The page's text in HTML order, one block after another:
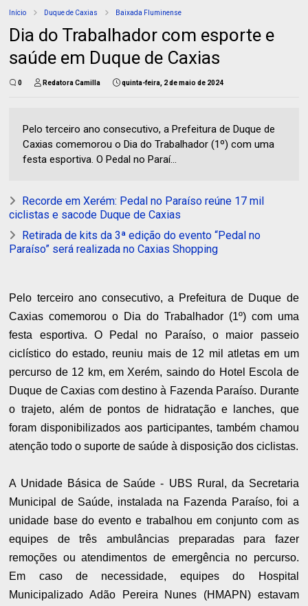
Início Duque de Caxias Baixada Fluminense
Dia do Trabalhador com esporte e
saúde em Duque de Caxias
0 Redatora Camilla quinta-feira, 2 de maio de 2024
Pelo terceiro ano consecutivo, a Prefeitura de Duque de
Caxias comemorou o Dia do Trabalhador (1º) com uma
festa esportiva. O Pedal no Paraí...
Recorde em Xerém: Pedal no Paraíso reúne 17 mil
ciclistas e sacode Duque de Caxias
Retirada de kits da 3ª edição do evento “Pedal no
Paraíso” será realizada no Caxias Shopping
Pelo terceiro ano consecutivo, a Prefeitura de Duque de
Caxias comemorou o Dia do Trabalhador (1º) com uma
festa esportiva. O Pedal no Paraíso, o maior passeio
ciclístico do estado, reuniu mais de 12 mil atletas em um
percurso de 12 km, em Xerém, saindo do Hotel Escola de
Duque de Caxias com destino à Fazenda Paraíso. Durante
o trajeto, além de pontos de hidratação e lanches, que
foram disponibilizados aos participantes, também chamou
atenção todo o suporte de saúde à disposição dos ciclistas.
A Unidade Básica de Saúde - UBS Rural, da Secretaria
Municipal de Saúde, instalada na Fazenda Paraíso, foi a
unidade base do evento e trabalhou em conjunto com as
equipes de três ambulâncias preparadas para fazer
remoções ou atendimentos de emergência no percurso.
Em caso de necessidade, equipes do Hospital
Municipalizado Adão Pereira Nunes (HMAPN) estavam